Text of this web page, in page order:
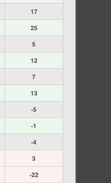
17
25
5
12
7
13
-5
-1
-4
3
-22